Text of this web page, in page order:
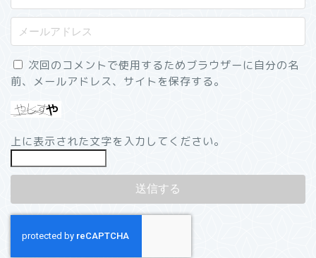
次回のコメントで使用するためブラウザーに自分の名
前、メールアドレス、サイトを保存する。
上に表示された文字を入力してください。